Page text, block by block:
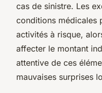
cas de sinistre. Les
conditions médicales
activités à risque,
affecter le montant
attentive de ces
mauvaises surprises